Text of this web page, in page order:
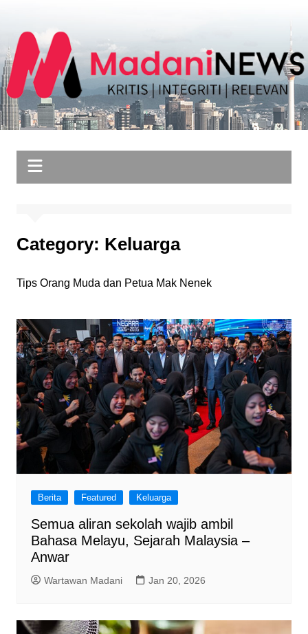
content
Category: Keluarga
Tips Orang Muda dan Petua Mak Nenek
Berita Featured Keluarga
Semua aliran sekolah wajib ambil
Bahasa Melayu, Sejarah Malaysia –
Anwar
Wartawan Madani Jan 20, 2026